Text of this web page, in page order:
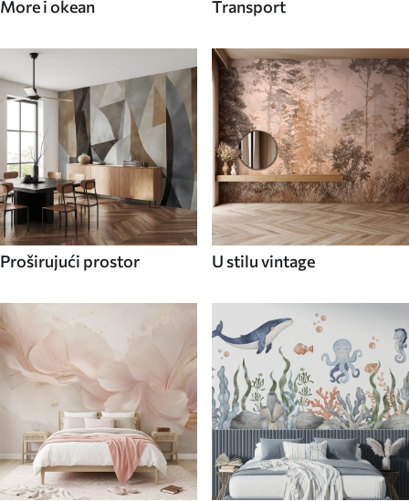
More i okean Transport
Proširujući prostor U stilu vintage